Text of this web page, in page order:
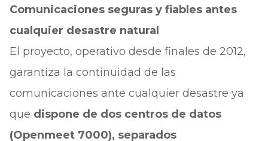
Comunicaciones seguras y fiables antes
cualquier desastre natural
El proyecto, operativo desde finales de 2012,
garantiza la continuidad de las
comunicaciones ante cualquier desastre ya
que dispone de dos centros de datos
(Openmeet 7000), separados